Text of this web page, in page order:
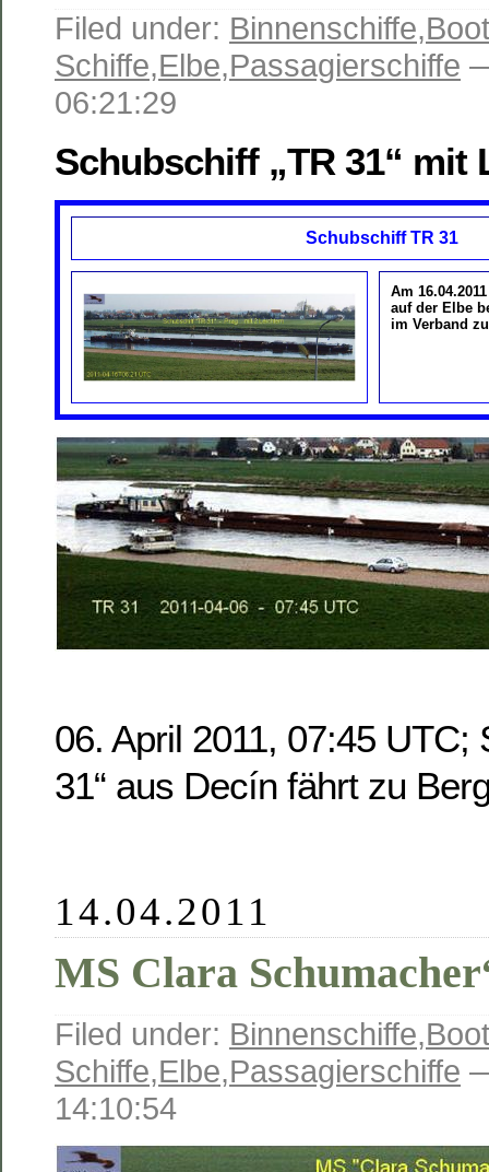
Filed under: Binnenschiffe,
Schiffe,Elbe,Passagierschiffe
06:21:29
Schubschiff „TR 31“ mit
Schubschiff TR 31
Am
auf der Elbe
im Verband
06. April 2011, 07:45 UTC;
31“ aus Decín fährt zu
14.04.2011
MS Clara
Filed under: Binnenschiffe,
Schiffe,Elbe,Passagierschiffe
14:10:54